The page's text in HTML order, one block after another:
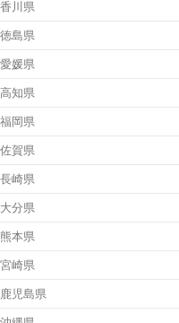
香川県
徳島県
愛媛県
高知県
福岡県
佐賀県
長崎県
大分県
熊本県
宮崎県
鹿児島県